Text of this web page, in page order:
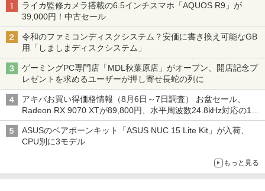
ライカ監修カメラ搭載の6.5インチスマホ「AQUOS R9」が
39,000円！中古セール
令和のファミコンディスクシステム？安価に書き換え可能なGB
用「しましまディスクシステム」
ゲーミングPC専門店「MDL秋葉原店」がオープン、開店記念プ
レゼントを求めるユーザーが押し寄せ長蛇の列に
アキバお買い得価格情報（8月6日～7日調査） お盆セール、
Radeon RX 9070 XTが89,800円、水平周波数24.8kHz対応の17
型モニターが9,801円、暑さ指数連動セール ほか
ASUSのベアボーンキット「ASUS NUC 15 Lite Kit」が入荷、
CPU別に3モデル
もっと見る